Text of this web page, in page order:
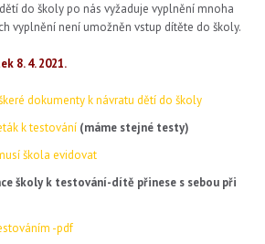
do školy po nás vyžaduje vyplnění mnoha
vyplnění není umožněn vstup dítěte do školy.
8. 4. 2021.
dokumenty k návratu dětí do školy
k testování (máme stejné testy)
škola evidovat
školy k testování-dítě přinese s sebou při
-pdf